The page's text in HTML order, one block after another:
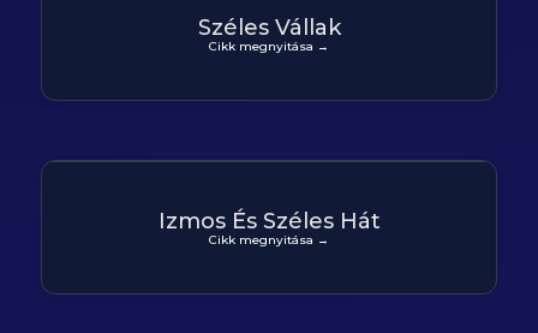
Széles Vállak
Cikk megnyitása →
Izmos És Széles Hát
Cikk megnyitása →